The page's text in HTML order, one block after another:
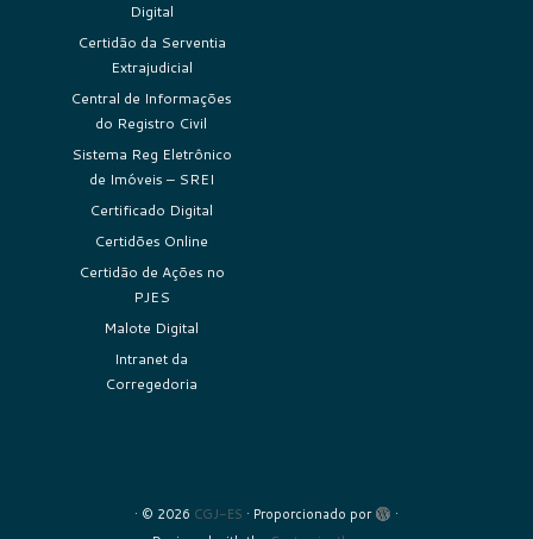
Digital
Certidão da Serventia
Extrajudicial
Central de Informações
do Registro Civil
Sistema Reg Eletrônico
de Imóveis – SREI
Certificado Digital
Certidões Online
Certidão de Ações no
PJES
Malote Digital
Intranet da
Corregedoria
· © 2026 CGJ-ES · Proporcionado por
·